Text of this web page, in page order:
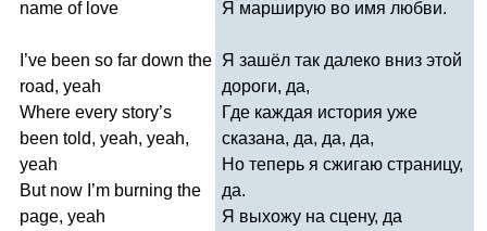
name of love
’ve been so far down the
road, yeah
Where every story’s
been told, yeah, yeah,
yeah
But now ’m burning the
page, yeah
Я марширую во имя любви.
Я зашёл так далеко вниз этой
дороги, да,
Где каждая история уже
сказана, да, да, да,
Но теперь я сжигаю страницу,
да.
Я выхожу на сцену, да